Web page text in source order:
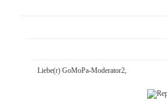
Liebe(r) GoMoPa-Moderator2,